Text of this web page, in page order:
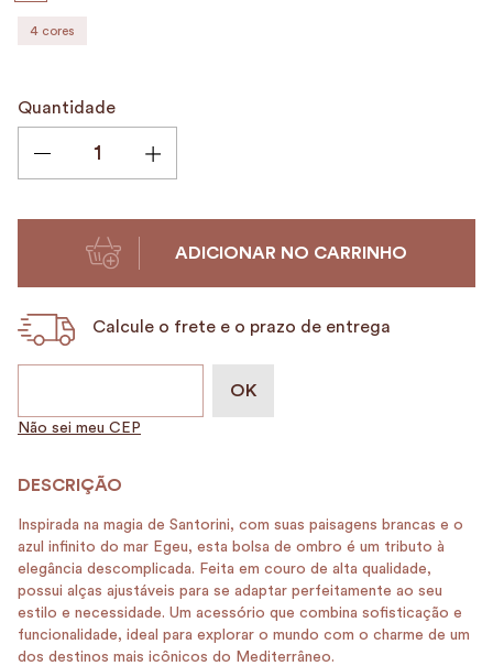
4 cores
Quantidade
ADICIONAR NO CARRINHO
Calcule o frete e o prazo de entrega
Não sei meu CEP
Inspirada na magia de Santorini, com suas paisagens brancas e o
azul infinito do mar Egeu, esta bolsa de ombro é um tributo à
elegância descomplicada. Feita em couro de alta qualidade,
possui alças ajustáveis para se adaptar perfeitamente ao seu
estilo e necessidade. Um acessório que combina sofisticação e
funcionalidade, ideal para explorar o mundo com o charme de um
dos destinos mais icônicos do Mediterrâneo.